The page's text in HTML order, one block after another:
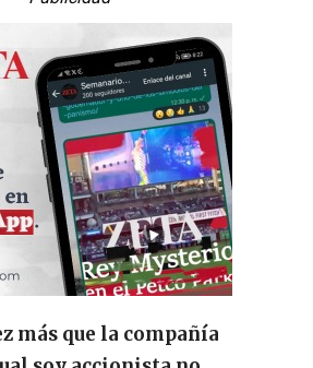
más que la compañía